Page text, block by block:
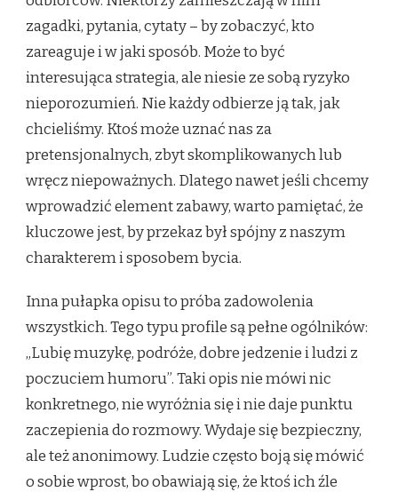
zagadki, pytania, cytaty – by zobaczyć, kto
zareaguje i w jaki sposób. Może to być
interesująca strategia, ale niesie ze sobą ryzyko
nieporozumień. Nie każdy odbierze ją tak, jak
chcieliśmy. Ktoś może uznać nas za
pretensjonalnych, zbyt skomplikowanych lub
wręcz niepoważnych. Dlatego nawet jeśli chcemy
wprowadzić element zabawy, warto pamiętać, że
kluczowe jest, by przekaz był spójny z naszym
charakterem i sposobem bycia.
Inna pułapka opisu to próba zadowolenia
wszystkich. Tego typu profile są pełne ogólników:
„Lubię muzykę, podróże, dobre jedzenie i ludzi z
poczuciem humoru”. Taki opis nie mówi nic
konkretnego, nie wyróżnia się i nie daje punktu
zaczepienia do rozmowy. Wydaje się bezpieczny,
ale też anonimowy. Ludzie często boją się mówić
o sobie wprost, bo obawiają się, że ktoś ich źle